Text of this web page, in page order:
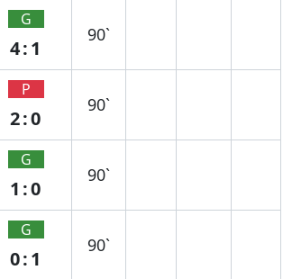
G
4:1
90`
P
2:0
90`
G
1:0
90`
G
0:1
90`